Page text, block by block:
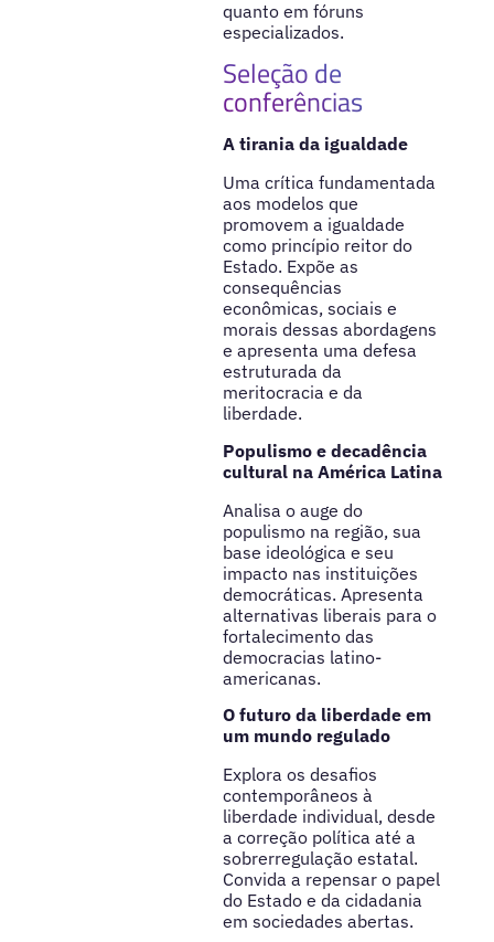
quanto em fóruns
especializados.
Seleção de
conferências
A tirania da igualdade
Uma crítica fundamentada
aos modelos que
promovem a igualdade
como princípio reitor do
Estado. Expõe as
consequências
econômicas, sociais e
morais dessas abordagens
e apresenta uma defesa
estruturada da
meritocracia e da
liberdade.
Populismo e decadência
cultural na América Latina
Analisa o auge do
populismo na região, sua
base ideológica e seu
impacto nas instituições
democráticas. Apresenta
alternativas liberais para o
fortalecimento das
democracias latino-
americanas.
O futuro da liberdade em
um mundo regulado
Explora os desafios
contemporâneos à
liberdade individual, desde
a correção política até a
sobrerregulação estatal.
Convida a repensar o papel
do Estado e da cidadania
em sociedades abertas.